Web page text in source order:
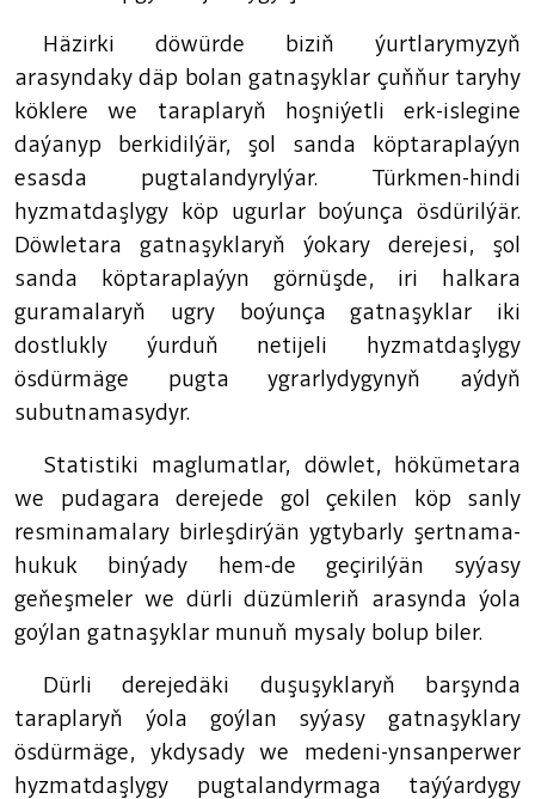
Häzirki döwürde biziň ýurtlarymyzyň
arasyndaky däp bolan gatnaşyklar çuňňur taryhy
köklere we taraplaryň hoşniýetli erk-islegine
daýanyp berkidilýär, şol sanda köptaraplaýyn
esasda pugtalandyrylýar. Türkmen-hindi
hyzmatdaşlygy köp ugurlar boýunça ösdürilýär.
Döwletara gatnaşyklaryň ýokary derejesi, şol
sanda köptaraplaýyn görnüşde, iri halkara
guramalaryň ugry boýunça gatnaşyklar iki
dostlukly ýurduň netijeli hyzmatdaşlygy
ösdürmäge pugta ygrarlydygynyň aýdyň
subutnamasydyr.
Statistiki maglumatlar, döwlet, hökümetara
we pudagara derejede gol çekilen köp sanly
resminamalary birleşdirýän ygtybarly şertnama-
hukuk binýady hem-de geçirilýän syýasy
geňeşmeler we dürli düzümleriň arasynda ýola
goýlan gatnaşyklar munuň mysaly bolup biler.
Dürli derejedäki duşuşyklaryň barşynda
taraplaryň ýola goýlan syýasy gatnaşyklary
ösdürmäge, ykdysady we medeni-ynsanperwer
hyzmatdaşlygy pugtalandyrmaga taýýardygy